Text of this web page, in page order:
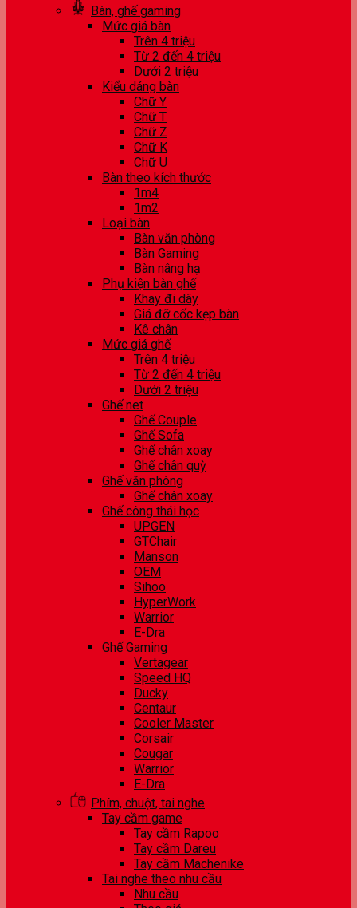
Bàn, ghế gaming
Mức giá bàn
Trên 4 triệu
Từ 2 đến 4 triệu
Dưới 2 triệu
Kiểu dáng bàn
Chữ Y
Chữ T
Chữ Z
Chữ K
Chữ U
Bàn theo kích thước
1m4
1m2
Loại bàn
Bàn văn phòng
Bàn Gaming
Bàn nâng hạ
Phụ kiện bàn ghế
Khay đi dây
Giá đỡ cốc kẹp bàn
Kê chân
Mức giá ghế
Trên 4 triệu
Từ 2 đến 4 triệu
Dưới 2 triệu
Ghế net
Ghế Couple
Ghế Sofa
Ghế chân xoay
Ghế chân quỳ
Ghế văn phòng
Ghế chân xoay
Ghế công thái học
UPGEN
GTChair
Manson
OEM
Sihoo
HyperWork
Warrior
E-Dra
Ghế Gaming
Vertagear
Speed HQ
Ducky
Centaur
Cooler Master
Corsair
Cougar
Warrior
E-Dra
Phím, chuột, tai nghe
Tay cầm game
Tay cầm Rapoo
Tay cầm Dareu
Tay cầm Machenike
Tai nghe theo nhu cầu
Nhu cầu